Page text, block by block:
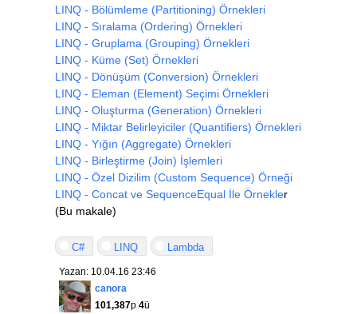
LINQ - Bölümleme (Partitioning) Örnekleri
LINQ - Sıralama (Ordering) Örnekleri
LINQ - Gruplama (Grouping) Örnekleri
LINQ - Küme (Set) Örnekleri
LINQ - Dönüşüm (Conversion) Örnekleri
LINQ - Eleman (Element) Seçimi Örnekleri
LINQ - Oluşturma (Generation) Örnekleri
LINQ - Miktar Belirleyiciler (Quantifiers) Örnekleri
LINQ - Yığın (Aggregate) Örnekleri
LINQ - Birleştirme (Join) İşlemleri
LINQ - Özel Dizilim (Custom Sequence) Örneği
LINQ - Concat ve SequenceEqual İle Örnekler
(Bu makale)
C# LINQ Lambda
Yazan: 10.04.16 23:46
canora
101,387p 4ü